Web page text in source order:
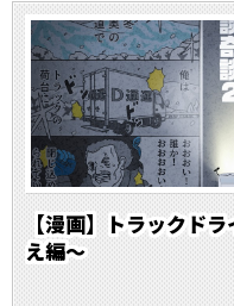
【漫画】トラックド
え編～